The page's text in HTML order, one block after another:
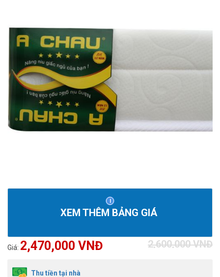
XEM THÊM BẢNG GIÁ
Giá: 2,470,000 VNĐ 2,600,000 VNĐ
Thu tiền tại nhà